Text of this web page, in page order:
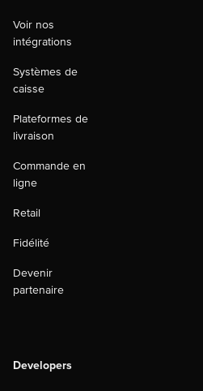
Voir nos
intégrations
Systèmes de
caisse
Plateformes de
livraison
Commande en
ligne
Retail
Fidélité
Devenir
partenaire
Developers